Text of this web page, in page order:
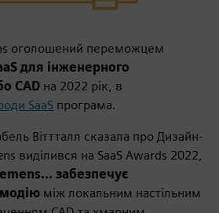
оголошений переможцем
для інженерного
CAD на 2022 рік, в
SaaS програма.
Віттталл сказала про Дизайн-
виділився на SaaS Awards 2022,
забезпечує
між локальним настільним